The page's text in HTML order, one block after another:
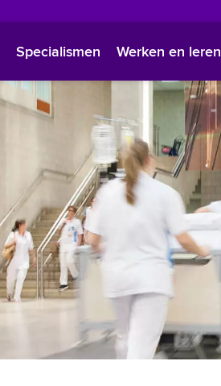
Specialismen Werken en leren